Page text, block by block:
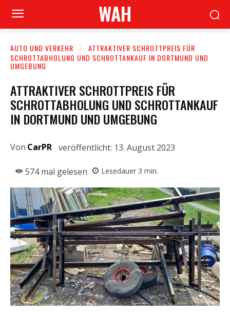
WAH
AUTO UND VERKEHR
ATTRAKTIVER SCHROTTPREIS FÜR
SCHROTTABHOLUNG UND SCHROTTANKAUF IN DORTMUND UND
UMGEBUNG
ATTRAKTIVER SCHROTTPREIS FÜR
SCHROTTABHOLUNG UND SCHROTTANKAUF
IN DORTMUND UND UMGEBUNG
Von CarPR veröffentlicht: 13. August 2023
574mal gelesen Lesedauer 3 min.